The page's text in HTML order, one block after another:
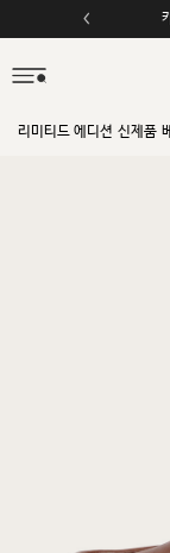
리미티드 에디션 신제품